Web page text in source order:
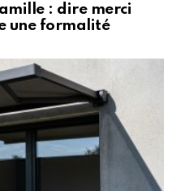
: dire merci
une formalité